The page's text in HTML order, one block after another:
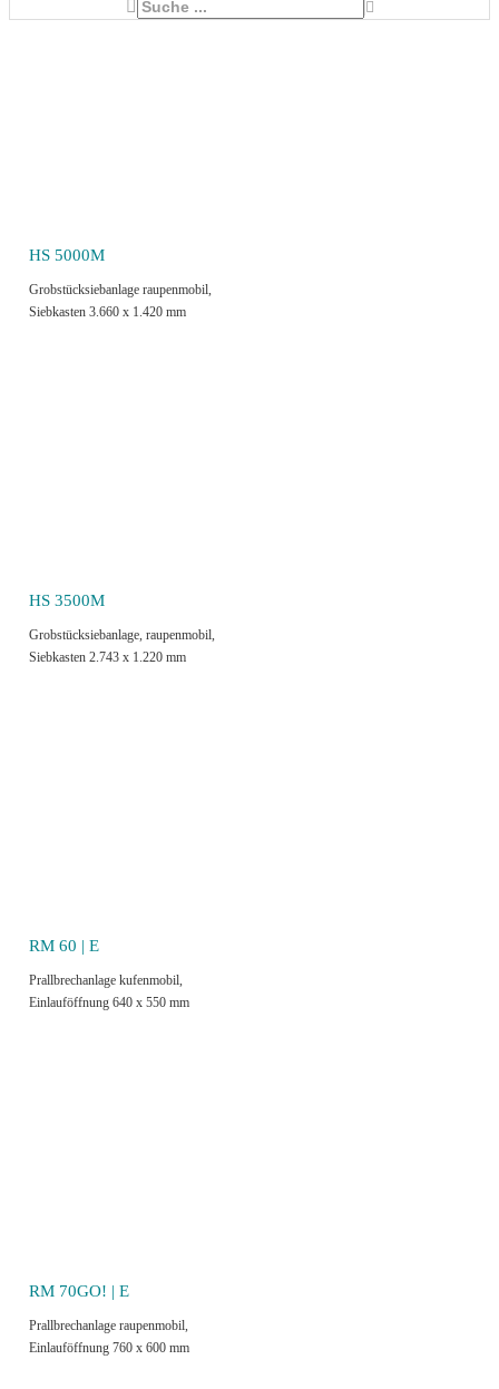
HS 5000M
Grobstücksiebanlage raupenmobil,
Siebkasten 3.660 x 1.420 mm
HS 3500M
Grobstücksiebanlage, raupenmobil,
Siebkasten 2.743 x 1.220 mm
RM 60 | E
Prallbrechanlage kufenmobil,
Einlauföffnung 640 x 550 mm
RM 70GO! | E
Prallbrechanlage raupenmobil,
Einlauföffnung 760 x 600 mm